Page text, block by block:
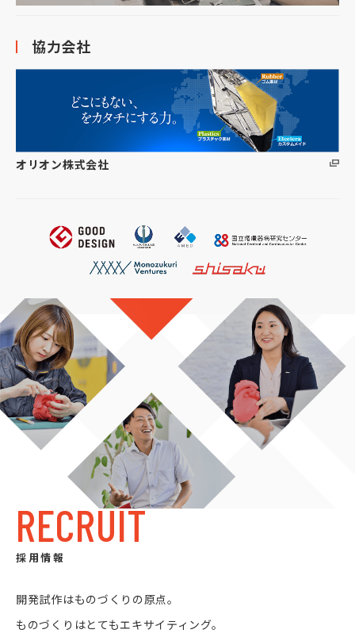
協力会社
オリオン株式会社
RECRUIT
採用情報
開発試作はものづくりの原点。
ものづくりはとてもエキサイティング。